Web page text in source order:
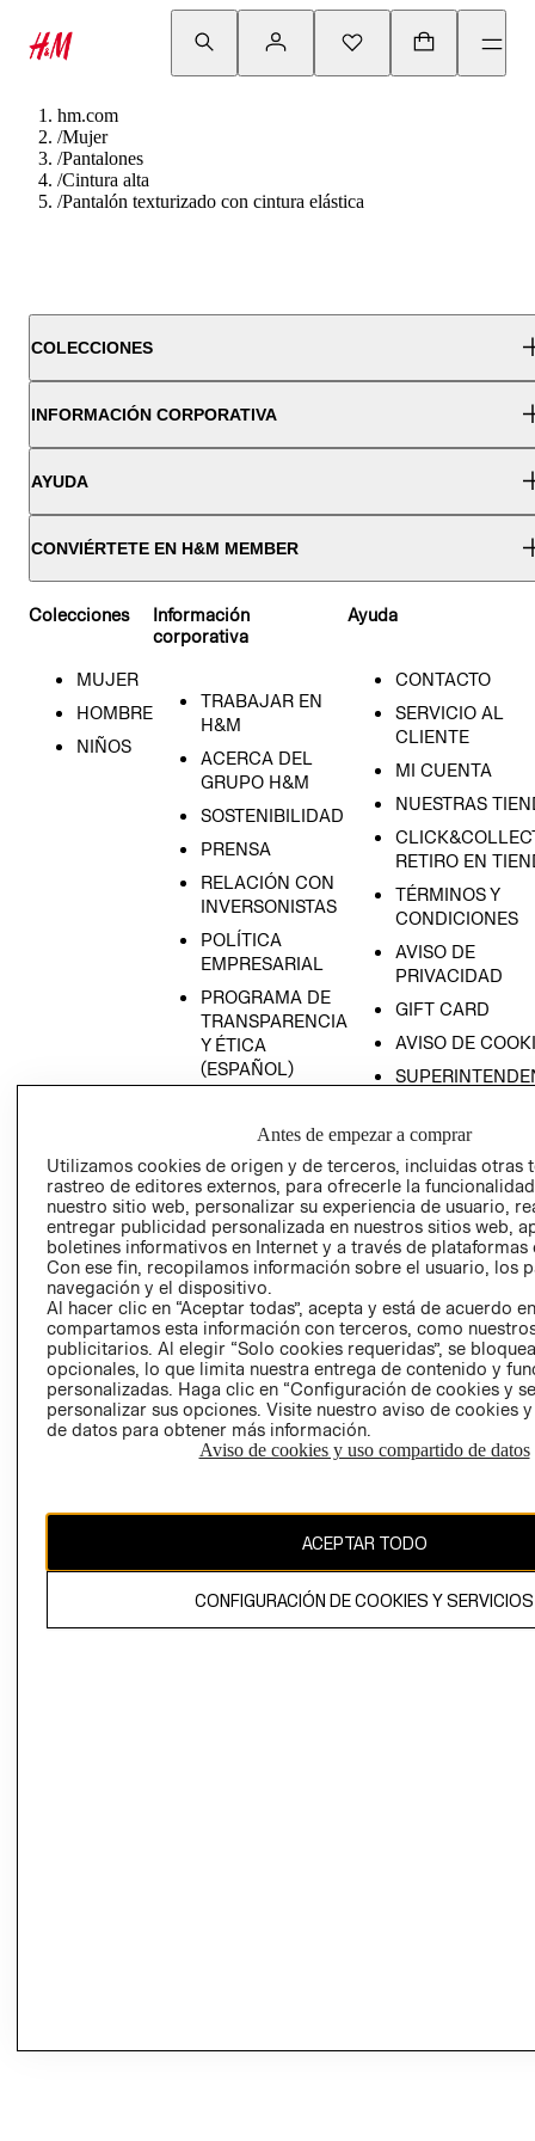
hm.com
/Mujer
/Pantalones
/Cintura alta
/Pantalón texturizado con cintura elástica
COLECCIONES
INFORMACIÓN CORPORATIVA
AYUDA
CONVIÉRTETE EN H&M MEMBER
Colecciones
MUJER
HOMBRE
NIÑOS
Información
corporativa
TRABAJAR EN
H&M
ACERCA DEL
GRUPO H&M
SOSTENIBILIDAD
PRENSA
RELACIÓN CON
INVERSONISTAS
POLÍTICA
EMPRESARIAL
PROGRAMA DE
TRANSPARENCIA
Y ÉTICA
(ESPAÑOL)
TRANSPARENCIA
Ayuda
CONTACTO
SERVICIO AL
CLIENTE
MI CUENTA
NUESTRAS
RETIRO EN
TÉRMINOS Y
CONDICIONES
AVISO DE
PRIVACIDAD
GIFT CARD
AVISO DE
PETICIONES
QUEJAS Y
RECLAMOS
Colombia ($)
CAMBIAR REGIÓN
El contenido de esta página web está protegido por copyright y es
propiedad de H&M Hennes & Mauritz AB.
Antes de empezar a comprar
Utilizamos cookies de origen y de terceros, incluidas otras
rastreo de editores externos, para ofrecerle la
nuestro sitio web, personalizar su experiencia de usuario,
entregar publicidad personalizada en nuestros sitios web,
boletines informativos en Internet y a través de plataformas
Con ese fin, recopilamos información sobre el usuario, los
navegación y el dispositivo.
Al hacer clic en “Aceptar todas”, acepta y está de acuerdo
compartamos esta información con terceros, como
publicitarios. Al elegir “Solo cookies requeridas”, se
opcionales, lo que limita nuestra entrega de contenido y
personalizadas. Haga clic en “Configuración de cookies y
personalizar sus opciones. Visite nuestro aviso de cookies
de datos para obtener más información.
Aviso de cookies y uso compartido de datos
ACEPTAR TODO
CONFIGURACIÓN DE COOKIES Y SERVICIOS